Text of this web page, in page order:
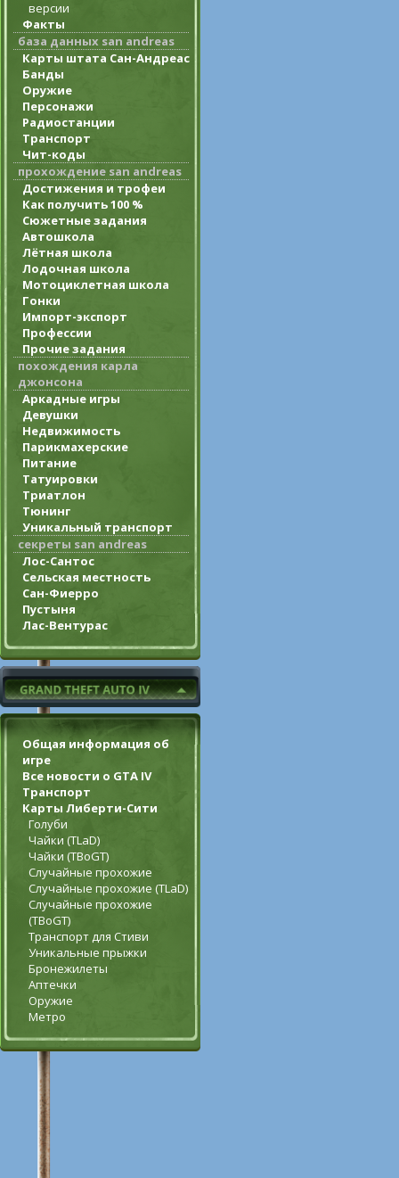
версии
Факты
база данных san andreas
Карты штата Сан-Андреас
Банды
Оружие
Персонажи
Радиостанции
Транспорт
Чит-коды
прохождение san andreas
Достижения и трофеи
Как получить 100 %
Сюжетные задания
Автошкола
Лётная школа
Лодочная школа
Мотоциклетная школа
Гонки
Импорт-экспорт
Профессии
Прочие задания
похождения карла
джонсона
Аркадные игры
Девушки
Недвижимость
Парикмахерские
Питание
Татуировки
Триатлон
Тюнинг
Уникальный транспорт
секреты san andreas
Лос-Сантос
Сельская местность
Сан-Фиерро
Пустыня
Лас-Вентурас
Общая информация об
игре
Все новости о GTA IV
Транспорт
Карты Либерти-Сити
Голуби
Чайки (TLaD)
Чайки (TBoGT)
Случайные прохожие
Случайные прохожие (TLaD)
Случайные прохожие
(TBoGT)
Транспорт для Стиви
Уникальные прыжки
Бронежилеты
Аптечки
Оружие
Метро